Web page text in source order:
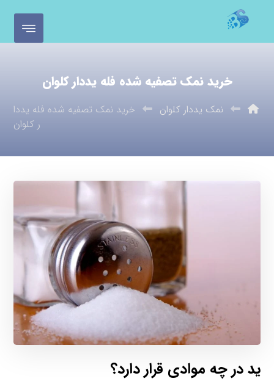
خرید نمک تصفیه شده فله یددار کلوان
نمک یددار کلوان
خرید نمک تصفیه شده فله یددا
ر کلوان
ید در چه موادی قرار دارد؟